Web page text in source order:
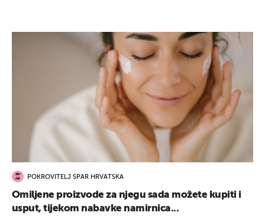
POKROVITELJ SPAR HRVATSKA
Omiljene proizvode za njegu sada možete kupiti i
usput, tijekom nabavke namirnica...